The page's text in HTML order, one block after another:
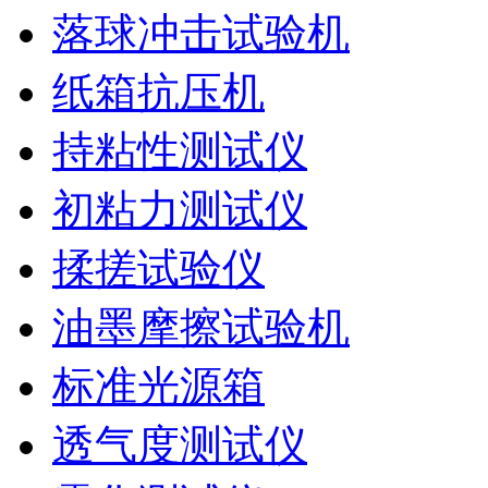
落球冲击试验机
纸箱抗压机
持粘性测试仪
初粘力测试仪
揉搓试验仪
油墨摩擦试验机
标准光源箱
透气度测试仪